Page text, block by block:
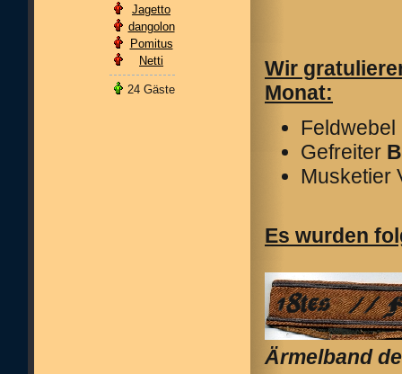
Jagetto
dangolon
Pomitus
Netti
24 Gäste
Wir
Monat:
Feldwebel
Gefreiter
Musketier
Es wurden
Ärmelband